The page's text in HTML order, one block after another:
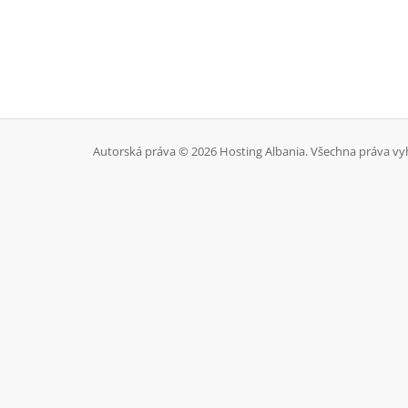
Autorská práva © 2026 Hosting Albania. Všechna práva